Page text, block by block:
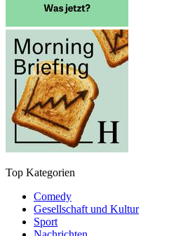
Top Kategorien
Comedy
Gesellschaft und Kultur
Sport